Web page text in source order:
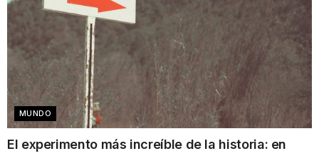
MUNDO
El experimento más increíble de la historia: en